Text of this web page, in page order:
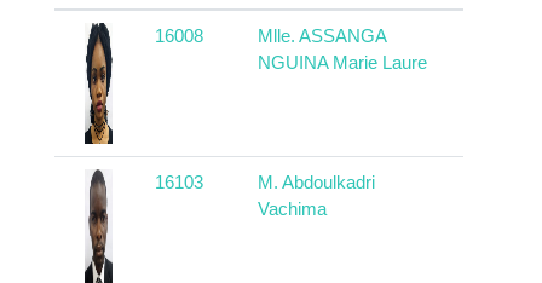
16008
Mlle. ASSANGA
NGUINA Marie Laure
16103
M. Abdoulkadri
Vachima